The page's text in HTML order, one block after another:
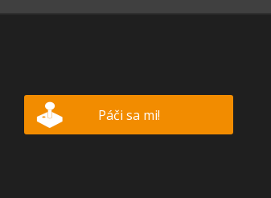
Páči sa mi!